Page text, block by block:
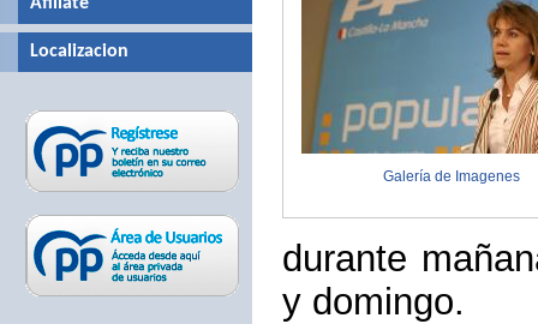
Galería de Imagenes
durante
y domingo.
Localizacion